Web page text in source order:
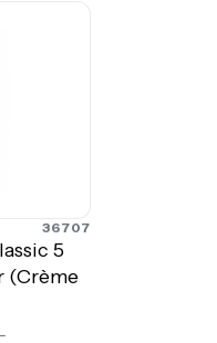
36707
5
(Crème